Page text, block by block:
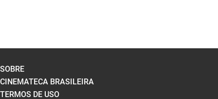
SOBRE
CINEMATECA BRASILEIRA
TERMOS DE USO